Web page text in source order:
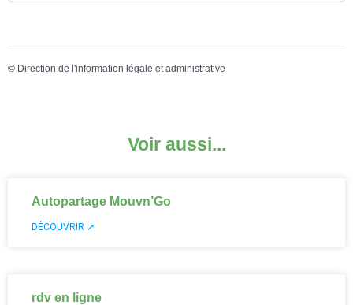
© Direction de l'information légale et administrative
Voir aussi...
Autopartage Mouvn’Go
DÉCOUVRIR ↗
rdv en ligne